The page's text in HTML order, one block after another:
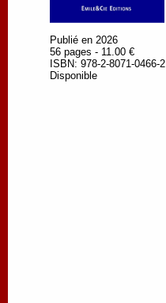
Publié en 2026
56 pages - 11.00 €
ISBN: 978-2-8071-0466-2
Disponible